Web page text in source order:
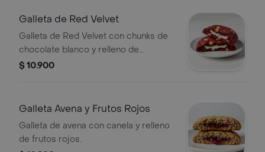
Galleta de Red Velvet
Galleta de Red Velvet con chunks de
chocolate blanco y relleno de
Cheesecake.
$ 10.900
Galleta Avena y Frutos Rojos
Galleta de avena con canela y relleno
de frutos rojos.